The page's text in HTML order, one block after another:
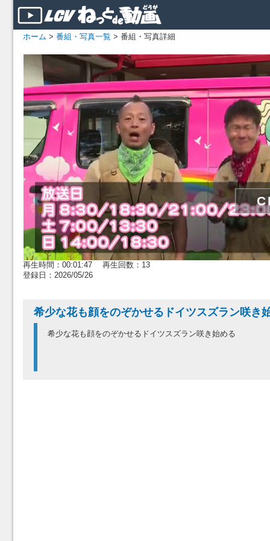
ホーム > 番組・写真一覧 > 番組・写真詳細
再生時間：00:01:47 再生回数：13
登録日：2026/05/26
希少な花も顔をのぞかせるドイツスズラン咲き
希少な花も顔をのぞかせるドイツスズラン咲き始める